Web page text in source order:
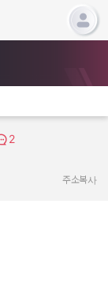
2
주소복사